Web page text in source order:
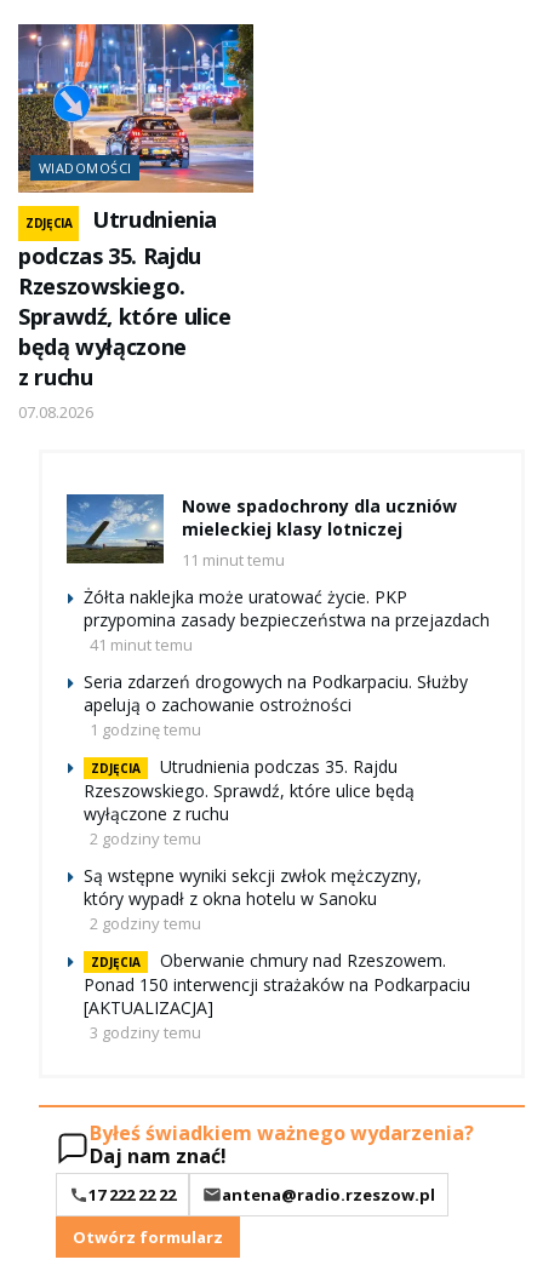
WIADOMOŚCI
ZDJĘCIA
Utrudnienia
podczas 35. Rajdu
Rzeszowskiego.
Sprawdź, które ulice
będą wyłączone
z ruchu
07.08.2026
Nowe spadochrony dla uczniów
mieleckiej klasy lotniczej
11 minut temu
Żółta naklejka może uratować życie. PKP
przypomina zasady bezpieczeństwa na przejazdach
41 minut temu
Seria zdarzeń drogowych na Podkarpaciu. Służby
apelują o zachowanie ostrożności
1 godzinę temu
ZDJĘCIA
Utrudnienia podczas 35. Rajdu
Rzeszowskiego. Sprawdź, które ulice będą
wyłączone z ruchu
2 godziny temu
Są wstępne wyniki sekcji zwłok mężczyzny,
który wypadł z okna hotelu w Sanoku
2 godziny temu
ZDJĘCIA
Oberwanie chmury nad Rzeszowem.
Ponad 150 interwencji strażaków na Podkarpaciu
[AKTUALIZACJA]
3 godziny temu
Byłeś świadkiem ważnego wydarzenia?
Daj nam znać!
17 222 22 22
antena@radio.rzeszow.pl
Otwórz formularz